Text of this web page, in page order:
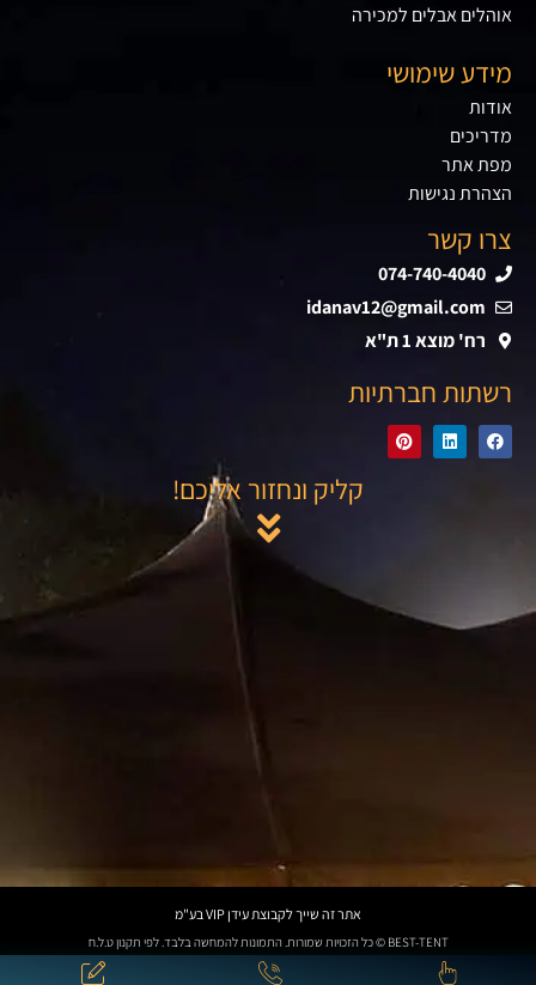
אוהלים אבלים למכירה
מידע שימושי
אודות
מדריכים
מפת אתר
הצהרת נגישות
צרו קשר
074-740-4040
idanav12@gmail.com
רח' מוצא 1 ת"א
רשתות חברתיות
קליק ונחזור אליכם!
אתר זה שייך לקבוצת עידן VIP בע"מ
BEST-TENT © כל הזכויות שמורות. התמונות להמחשה בלבד. לפי תקנון ט.ל.ח